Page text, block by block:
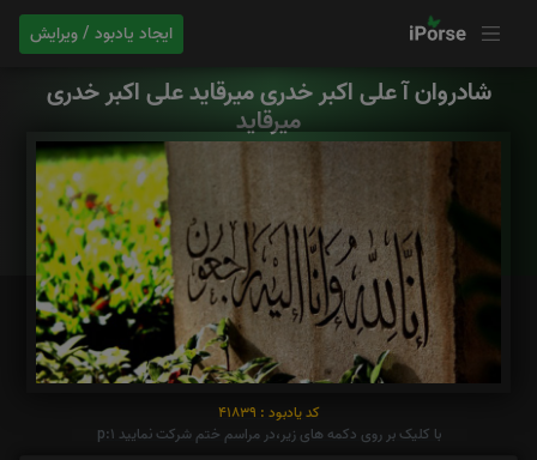
ایجاد یادبود / ویرایش
شادروان آ علی اکبر خدری میرقاید علی اکبر خدری
میرقاید
کد یادبود : 41839
با کلیک بر روی دکمه های زیر،در مراسم ختم شرکت نمایید p:1